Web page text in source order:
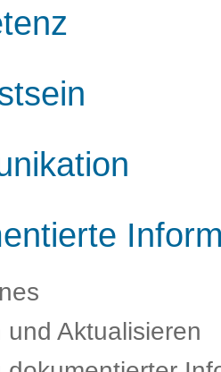
Aktualisieren